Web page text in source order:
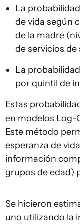
La
de vida según
de la madre
de servicios de
La
por quintil de
Estas
en modelos Log-
Este método
esperanza de
información
grupos de edad)
Se hicieron
uno utilizando la